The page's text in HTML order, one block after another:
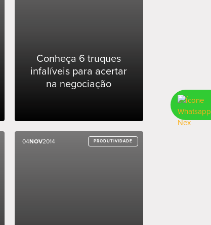
Conheça 6 truques
infalíveis para acertar
na negociação
04NOV2014 PRODUTIVIDADE
04NOV2014 PRODUTIVIDADE